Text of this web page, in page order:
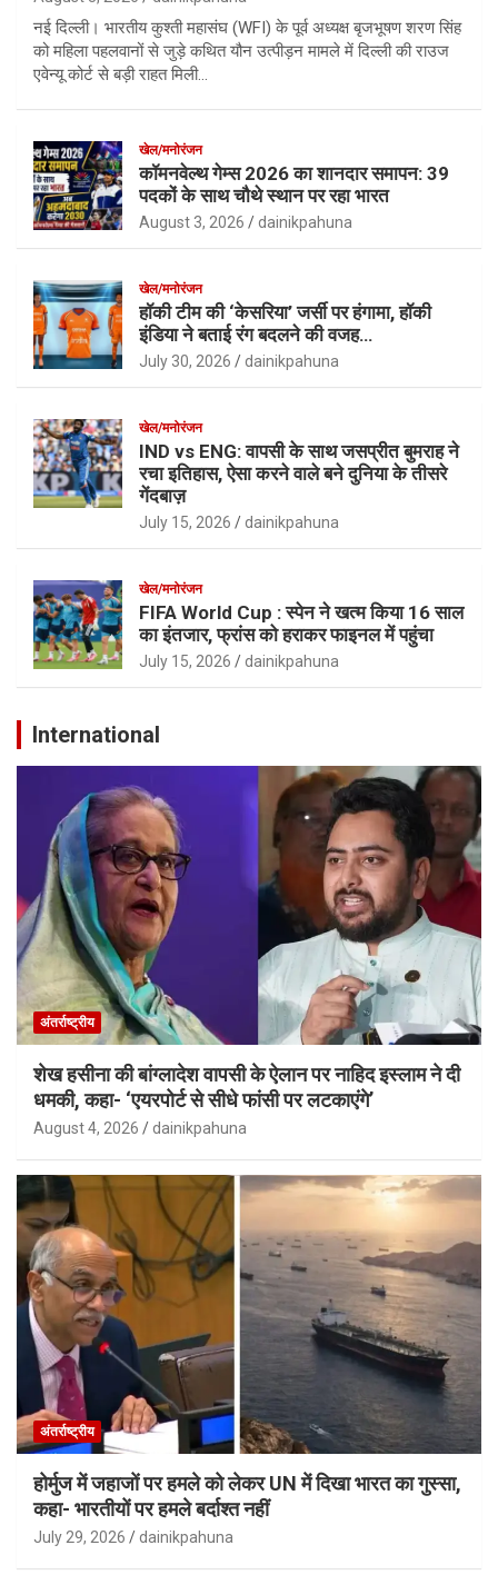
नई दिल्ली। भारतीय कुश्ती महासंघ (WFI) के पूर्व अध्यक्ष बृजभूषण शरण सिंह
को महिला पहलवानों से जुड़े कथित यौन उत्पीड़न मामले में दिल्ली की राउज
एवेन्यू कोर्ट से बड़ी राहत मिली…
खेल/मनोरंजन
कॉमनवेल्थ गेम्स 2026 का शानदार समापन: 39
पदकों के साथ चौथे स्थान पर रहा भारत
August 3, 2026 dainikpahuna
खेल/मनोरंजन
हॉकी टीम की ‘केसरिया’ जर्सी पर हंगामा, हॉकी
इंडिया ने बताई रंग बदलने की वजह…
July 30, 2026 dainikpahuna
खेल/मनोरंजन
IND vs ENG: वापसी के साथ जसप्रीत बुमराह ने
रचा इतिहास, ऐसा करने वाले बने दुनिया के तीसरे
गेंदबाज़
July 15, 2026 dainikpahuna
खेल/मनोरंजन
FIFA World Cup : स्पेन ने खत्म किया 16 साल
का इंतजार, फ्रांस को हराकर फाइनल में पहुंचा
July 15, 2026 dainikpahuna
International
अंतर्राष्ट्रीय
शेख हसीना की बांग्लादेश वापसी के ऐलान पर नाहिद इस्लाम ने दी
धमकी, कहा- ‘एयरपोर्ट से सीधे फांसी पर लटकाएंगे’
August 4, 2026 dainikpahuna
अंतर्राष्ट्रीय
होर्मुज में जहाजों पर हमले को लेकर UN में दिखा भारत का गुस्सा,
कहा- भारतीयों पर हमले बर्दाश्त नहीं
July 29, 2026 dainikpahuna